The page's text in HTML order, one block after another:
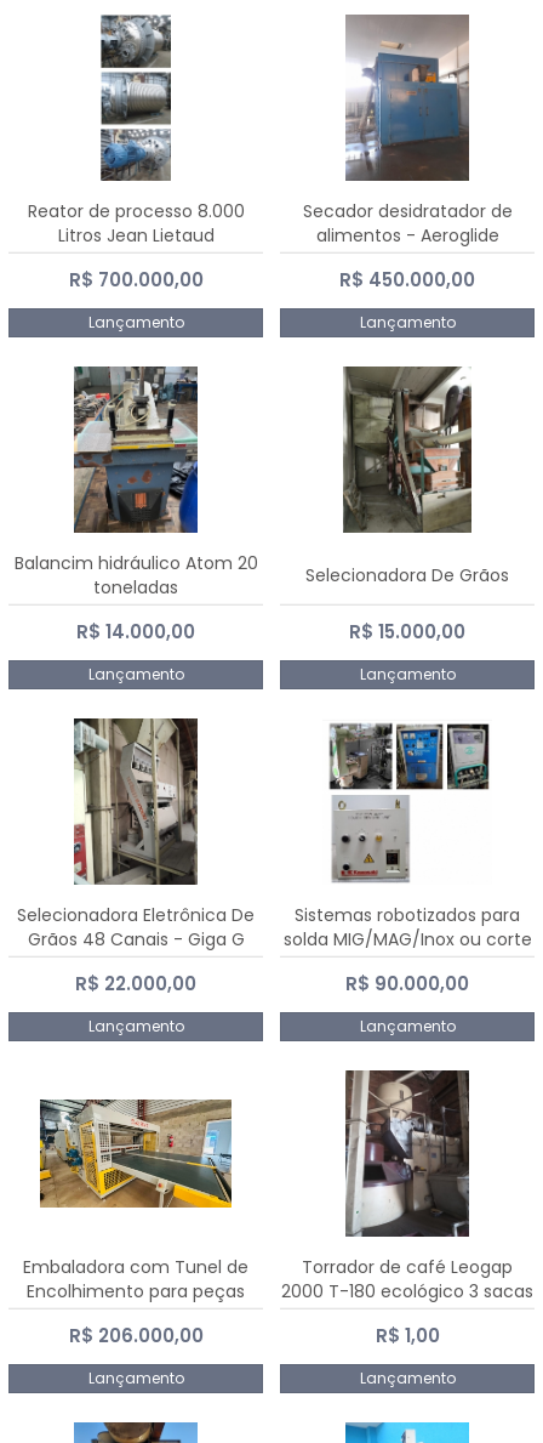
Reator de processo 8.000
Litros Jean Lietaud
R$ 700.000,00
Lançamento
Secador desidratador de
alimentos - Aeroglide
R$ 450.000,00
Lançamento
Balancim hidráulico Atom 20
toneladas
R$ 14.000,00
Lançamento
Selecionadora De Grãos
R$ 15.000,00
Lançamento
Selecionadora Eletrônica De
Grãos 48 Canais - Giga G
10000
R$ 22.000,00
Lançamento
Sistemas robotizados para
solda MIG/MAG/Inox ou corte
plasma
R$ 90.000,00
Lançamento
Embaladora com Tunel de
Encolhimento para peças
grandes portas janelas -
Dalmak
R$ 206.000,00
Lançamento
Torrador de café Leogap
2000 T-180 ecológico 3 sacas
de carga 540 kg/h
R$ 1,00
Lançamento